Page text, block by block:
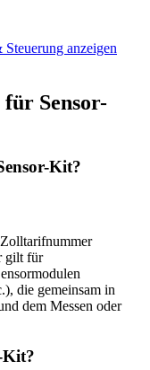
anzeigen
Sensor-
Kit?
gilt für
die gemeinsam in
dem Messen oder
Kit?